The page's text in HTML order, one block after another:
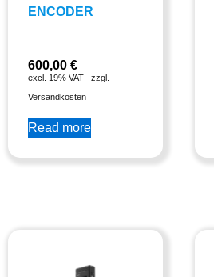
ENCODER
600,00 €
excl. 19% VAT
zzgl.
Versandkosten
Read more